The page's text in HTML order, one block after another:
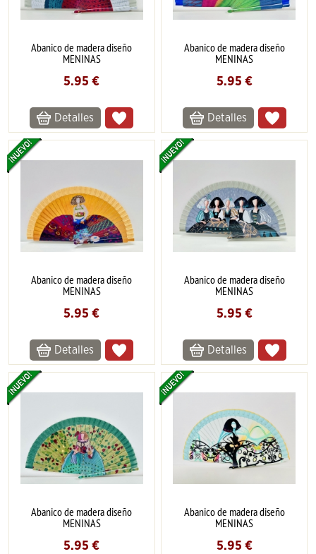
Abanico de madera diseño
MENINAS
5.95 €
Detalles
Abanico de madera diseño
MENINAS
5.95 €
Detalles
Abanico de madera diseño
MENINAS
5.95 €
Detalles
Abanico de madera diseño
MENINAS
5.95 €
Detalles
Abanico de madera diseño
MENINAS
5.95 €
Abanico de madera diseño
MENINAS
5.95 €